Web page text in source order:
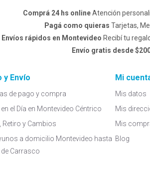
Comprá 24 hs onlineAtención
Pagá como quieras Tarjetas,
Envíos rápidos en Montevideo Recibí tu
Envío gratis desde
y Envío
de pago y compra
el Día en Montevideo Céntrico
Retiro y Cambios
a domicilio Montevideo hasta
Carrasco
Mi
Mis datos
Mis
Mis
Blog